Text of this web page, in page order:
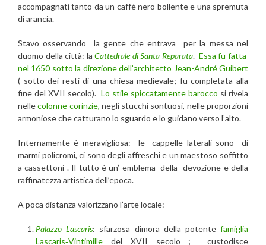
accompagnati tanto da un caffè nero bollente e una spremuta
di arancia.
Stavo osservando la gente che entrava per la messa nel
duomo della città: laCattedrale di Santa Reparata. Essa fu fatta
nel 1650 sotto la direzione dell’architetto Jean-André Guibert
( sotto dei resti di una chiesa medievale; fu completata alla
fine del XVII secolo). Lo stile spiccatamente barocco si rivela
nellecolonne corinzie, negli stucchi sontuosi, nelle proporzioni
armoniose che catturano lo sguardo e lo guidano verso l’alto.
Internamente è meravigliosa: le cappelle laterali sono di
marmi policromi, ci sono degli affreschi e un maestoso soffitto
a cassettoni . Il tutto è un’ emblema della devozione e della
raffinatezza artistica dell’epoca.
A poca distanza valorizzano l’arte locale:
Palazzo Lascaris: sfarzosa dimora della potentefamiglia
Lascaris‑Vintimille del XVII secolo ; custodisce